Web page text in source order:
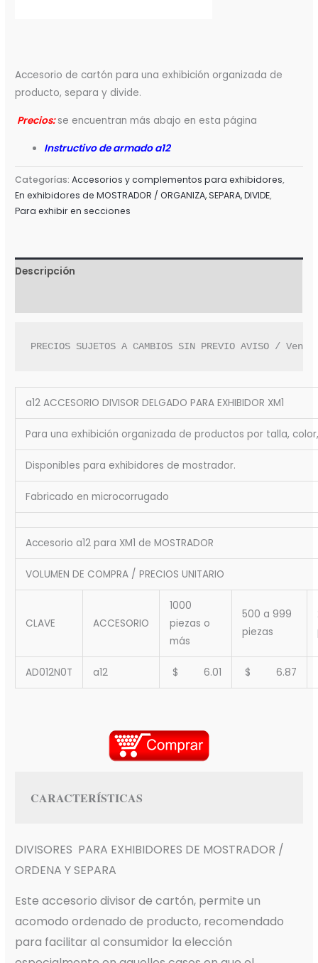
Accesorio de cartón para una exhibición organizada de
producto, separa y divide.
Precios:se encuentran más abajo en esta página
Instructivo de armado a12
Categorías:Accesorios y complementos para exhibidores,
En exhibidores de MOSTRADOR / ORGANIZA, SEPARA, DIVIDE,
Para exhibir en secciones
Descripción
PRECIOS SUJETOS A CAMBIOS SIN PREVIO AVISO /
a12 ACCESORIO DIVISOR DELGADO PARA EXHIBIDOR XM1
Para una exhibición organizada de productos por talla,
Disponibles para exhibidores de mostrador.
Fabricado en microcorrugado
Accesorio a12 para XM1 de MOSTRADOR
VOLUMEN DE COMPRA / PRECIOS UNITARIO
CLAVE ACCESORIO
1000
piezas o
más
500 a 999
piezas
AD012N0T a12 $ 6.01 $ 6.87
CARACTERÍSTICAS
DIVISORES PARA EXHIBIDORES DE MOSTRADOR /
ORDENA Y SEPARA
Este accesorio divisor de cartón, permite un
acomodo ordenado de producto, recomendado
para facilitar al consumidor la elección